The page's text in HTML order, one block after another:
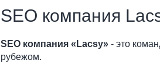
SEO компания
SEO компания «Lacsy» - это
рубежом.